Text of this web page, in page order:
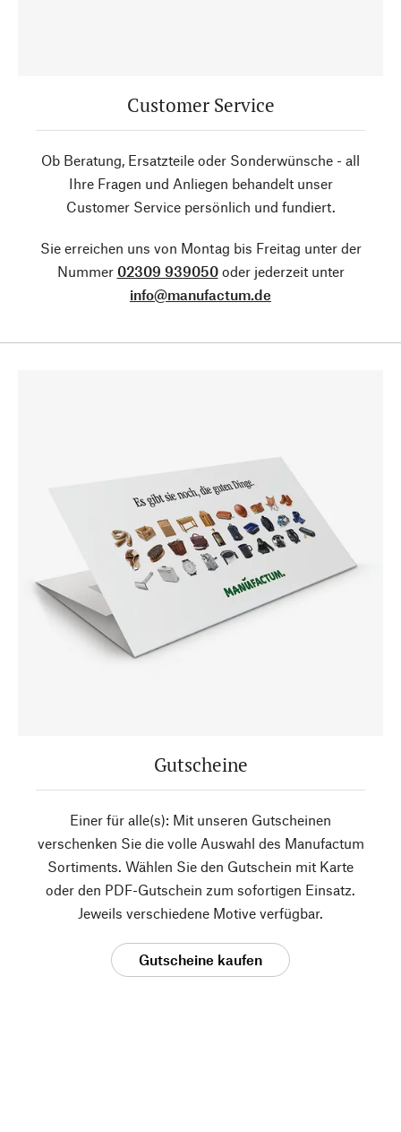
Customer Service
Ob Beratung, Ersatzteile oder Sonderwünsche - all
Ihre Fragen und Anliegen behandelt unser
Customer Service persönlich und fundiert.
Sie erreichen uns von Montag bis Freitag unter der
Nummer 02309 939050oder jederzeit unter
info@manufactum.de
Gutscheine
Einer für alle(s): Mit unseren Gutscheinen
verschenken Sie die volle Auswahl des Manufactum
Sortiments. Wählen Sie den Gutschein mit Karte
oder den PDF-Gutschein zum sofortigen Einsatz.
Jeweils verschiedene Motive verfügbar.
Gutscheine kaufen